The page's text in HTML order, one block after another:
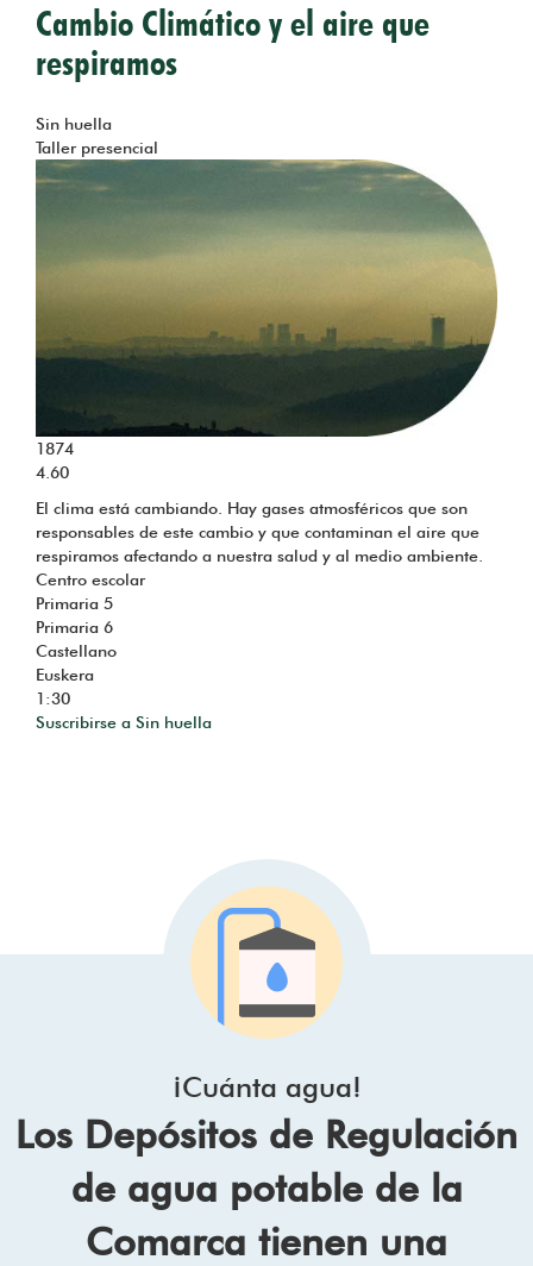
Cambio Climático y el aire que
respiramos
Tema
Sin huella
Taller presencial
1874
4.60
El clima está cambiando. Hay gases atmosféricos que son
responsables de este cambio y que contaminan el aire que
respiramos afectando a nuestra salud y al medio ambiente.
Centro escolar
Primaria 5
Primaria 6
Castellano
Euskera
1:30
Suscribirse a Sin huella
¡Cuánta agua!
Los Depósitos de Regulación
de agua potable de la
Comarca tienen una